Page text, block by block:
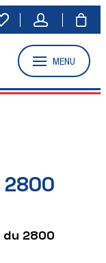
MENU
du 2800